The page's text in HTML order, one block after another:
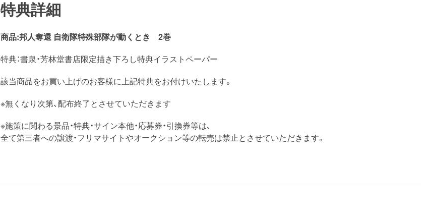
特典詳細
商品:邦人奪還 自衛隊特殊部隊が動くとき 2巻
特典：書泉・芳林堂書店限定描き下ろし特典イラストペーパー
該当商品をお買い上げのお客様に上記特典をお付けいたします。
※無くなり次第、配布終了とさせていただきます
※施策に関わる景品・特典・サイン本他・応募券・引換券等は、
全て第三者への譲渡・フリマサイトやオークション等の転売は禁止とさせていただきます。